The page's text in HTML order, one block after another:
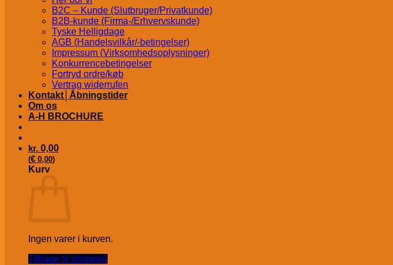
B2C – Kunde (Slutbruger/Privatkunde)
B2B-kunde (Firma-/Erhvervskunde)
Tyske Helligdage
AGB (Handelsvilkår/-betingelser)
Impressum (Virksomhedsoplysninger)
Konkurrencebetingelser
Fortryd ordre/køb
Vertrag widerrufen
Kontakt│Åbningstider
Om os
A-H BROCHURE
kr. 0,00
(€ 0,00)
Kurv
Ingen varer i kurven.
Tilbage til shoppen